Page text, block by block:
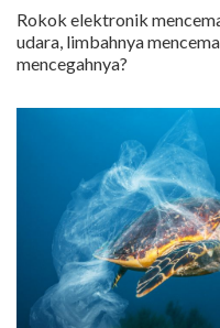
Rokok elektronik
udara, limbahnya
mencegahnya?